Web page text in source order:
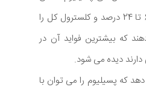
است کلسترول LDL را 6 تا 24 درصد و کلسترول کل را
دهند که بیشترین فواید آن در
دارند دیده می‌ شود.
که پسیلیوم را می توان با